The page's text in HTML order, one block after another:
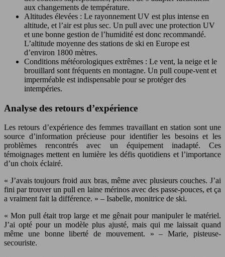
aux changements de température.
Altitudes élevées : Le rayonnement UV est plus intense en
altitude, et l’air est plus sec. Un pull avec une protection UV
et une bonne gestion de l’humidité est donc recommandé.
L’altitude moyenne des stations de ski en Europe est
d’environ 1800 mètres.
Conditions météorologiques extrêmes : Le vent, la neige et le
brouillard sont fréquents en montagne. Un pull coupe-vent et
imperméable est indispensable pour se protéger des
intempéries.
Analyse des retours d’expérience
Les retours d’expérience des femmes travaillant en station sont une
source d’information précieuse pour identifier les besoins et les
problèmes rencontrés avec un équipement inadapté. Ces
témoignages mettent en lumière les défis quotidiens et l’importance
d’un choix éclairé.
« J’avais toujours froid aux bras, même avec plusieurs couches. J’ai
fini par trouver un pull en laine mérinos avec des passe-pouces, et ça
a vraiment fait la différence. » – Isabelle, monitrice de ski.
« Mon pull était trop large et me gênait pour manipuler le matériel.
J’ai opté pour un modèle plus ajusté, mais qui me laissait quand
même une bonne liberté de mouvement. » – Marie, pisteuse-
secouriste.